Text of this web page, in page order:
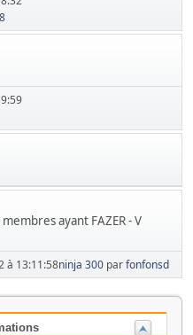
ayant FAZER - V
à 13:11:58ninja 300 parfonfonsd